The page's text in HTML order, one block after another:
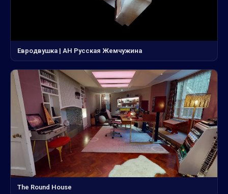
Евродвушка | АН Русская Жемчужина
The Round House